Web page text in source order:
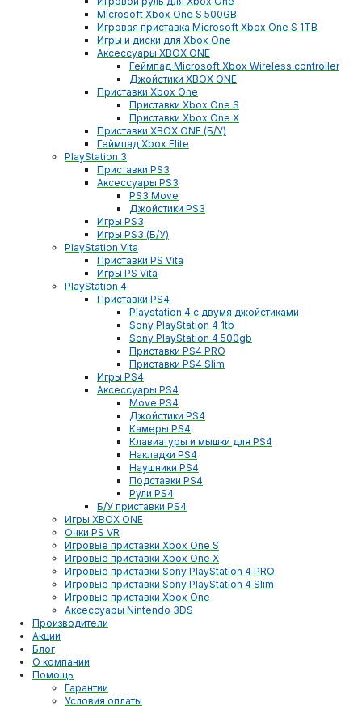
Microsoft Xbox One S 500GB
Игровая приставка Microsoft Xbox One S 1TB
Игры и диски для Xbox One
Аксессуары XBOX ONE
Геймпад Microsoft Xbox Wireless controller
Джойстики XBOX ONE
Приставки Xbox One
Приставки Xbox One S
Приставки Xbox One X
Приставки XBOX ONE (Б/У)
Геймпад Xbox Elite
PlayStation 3
Приставки PS3
Аксессуары PS3
PS3 Move
Джойстики PS3
Игры PS3
Игры PS3 (Б/У)
PlayStation Vita
Приставки PS Vita
Игры PS Vita
PlayStation 4
Приставки PS4
Playstation 4 с двумя джойстиками
Sony PlayStation 4 1tb
Sony PlayStation 4 500gb
Приставки PS4 PRO
Приставки PS4 Slim
Игры PS4
Аксессуары PS4
Move PS4
Джойстики PS4
Камеры PS4
Клавиатуры и мышки для PS4
Накладки PS4
Наушники PS4
Подставки PS4
Рули PS4
Б/У приставки PS4
Игры XBOX ONE
Очки PS VR
Игровые приставки Xbox One S
Игровые приставки Xbox One X
Игровые приставки Sony PlayStation 4 PRO
Игровые приставки Sony PlayStation 4 Slim
Игровые приставки Xbox One
Аксессуары Nintendo 3DS
Производители
Акции
Блог
О компании
Помощь
Гарантии
Условия оплаты